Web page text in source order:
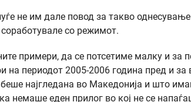
не им дале повод за такво
со режимот.
примери, да се потсетиме малку и за
на периодот 2005-2006 година пред и
беше најгледана во Македонија и што
немаше еден прилог во кој не се